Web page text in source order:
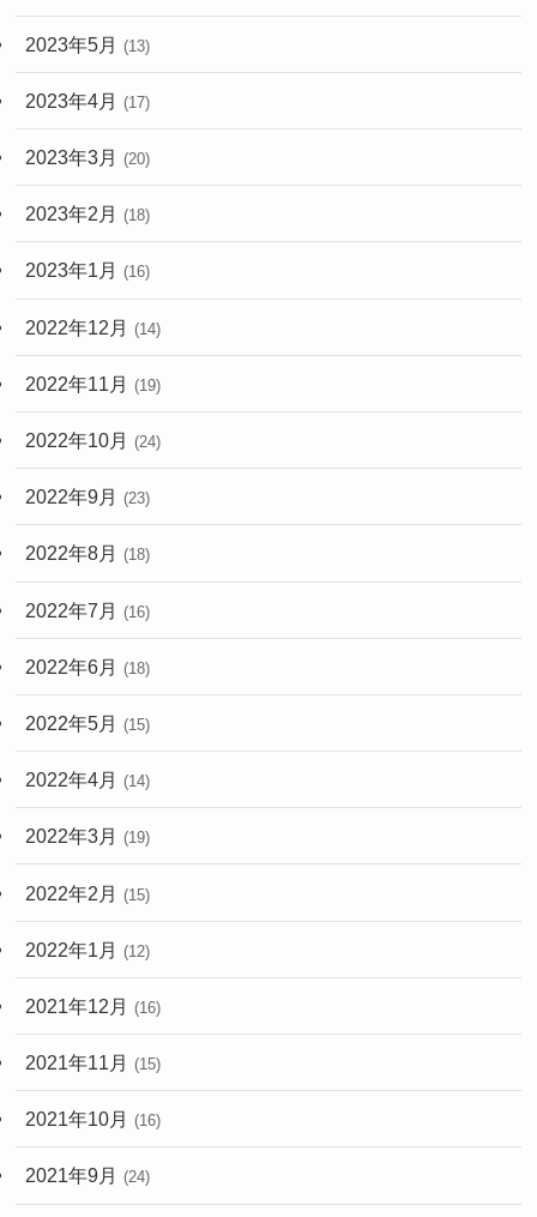
2023年5月 (13)
2023年4月 (17)
2023年3月 (20)
2023年2月 (18)
2023年1月 (16)
2022年12月 (14)
2022年11月 (19)
2022年10月 (24)
2022年9月 (23)
2022年8月 (18)
2022年7月 (16)
2022年6月 (18)
2022年5月 (15)
2022年4月 (14)
2022年3月 (19)
2022年2月 (15)
2022年1月 (12)
2021年12月 (16)
2021年11月 (15)
2021年10月 (16)
2021年9月 (24)